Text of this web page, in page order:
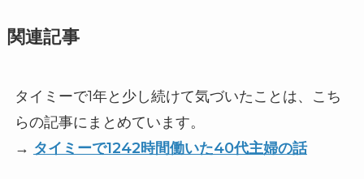
関連記事
タイミーで1年と少し続けて気づいたことは、こち
らの記事にまとめています。
→ タイミーで1242時間働いた40代主婦の話